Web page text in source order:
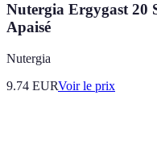
Nutergia Ergygast 20
Apaisé
Nutergia
9.74 EURVoir le prix